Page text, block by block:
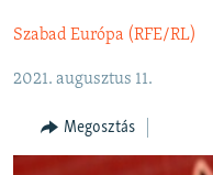
tartalomjegyzékre
ELEMZŐ
NER15
SZABADON
Szabad Európa (RFE/RL)
2021. augusztus 11.
Megosztás